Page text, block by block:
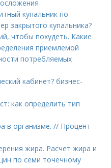
купальник по
закрытого купальника?
чтобы похудеть. Какие
приемлемой
потребляемых
кабинет? бизнес-
как определить тип
в организме. // Процент
жира. Расчет жира и
по семи точечному